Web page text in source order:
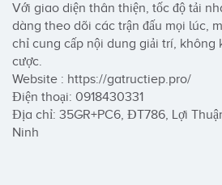
Với giao diện thân thiện, tốc độ tải
dàng theo dõi các trận đấu mọi lúc,
chỉ cung cấp nội dung giải trí, không
cược.
Website : https://gatructiep.pro/
Điện thoại: 0918430331
Địa chỉ: 35GR+PC6, ĐT786, Lợi
Ninh